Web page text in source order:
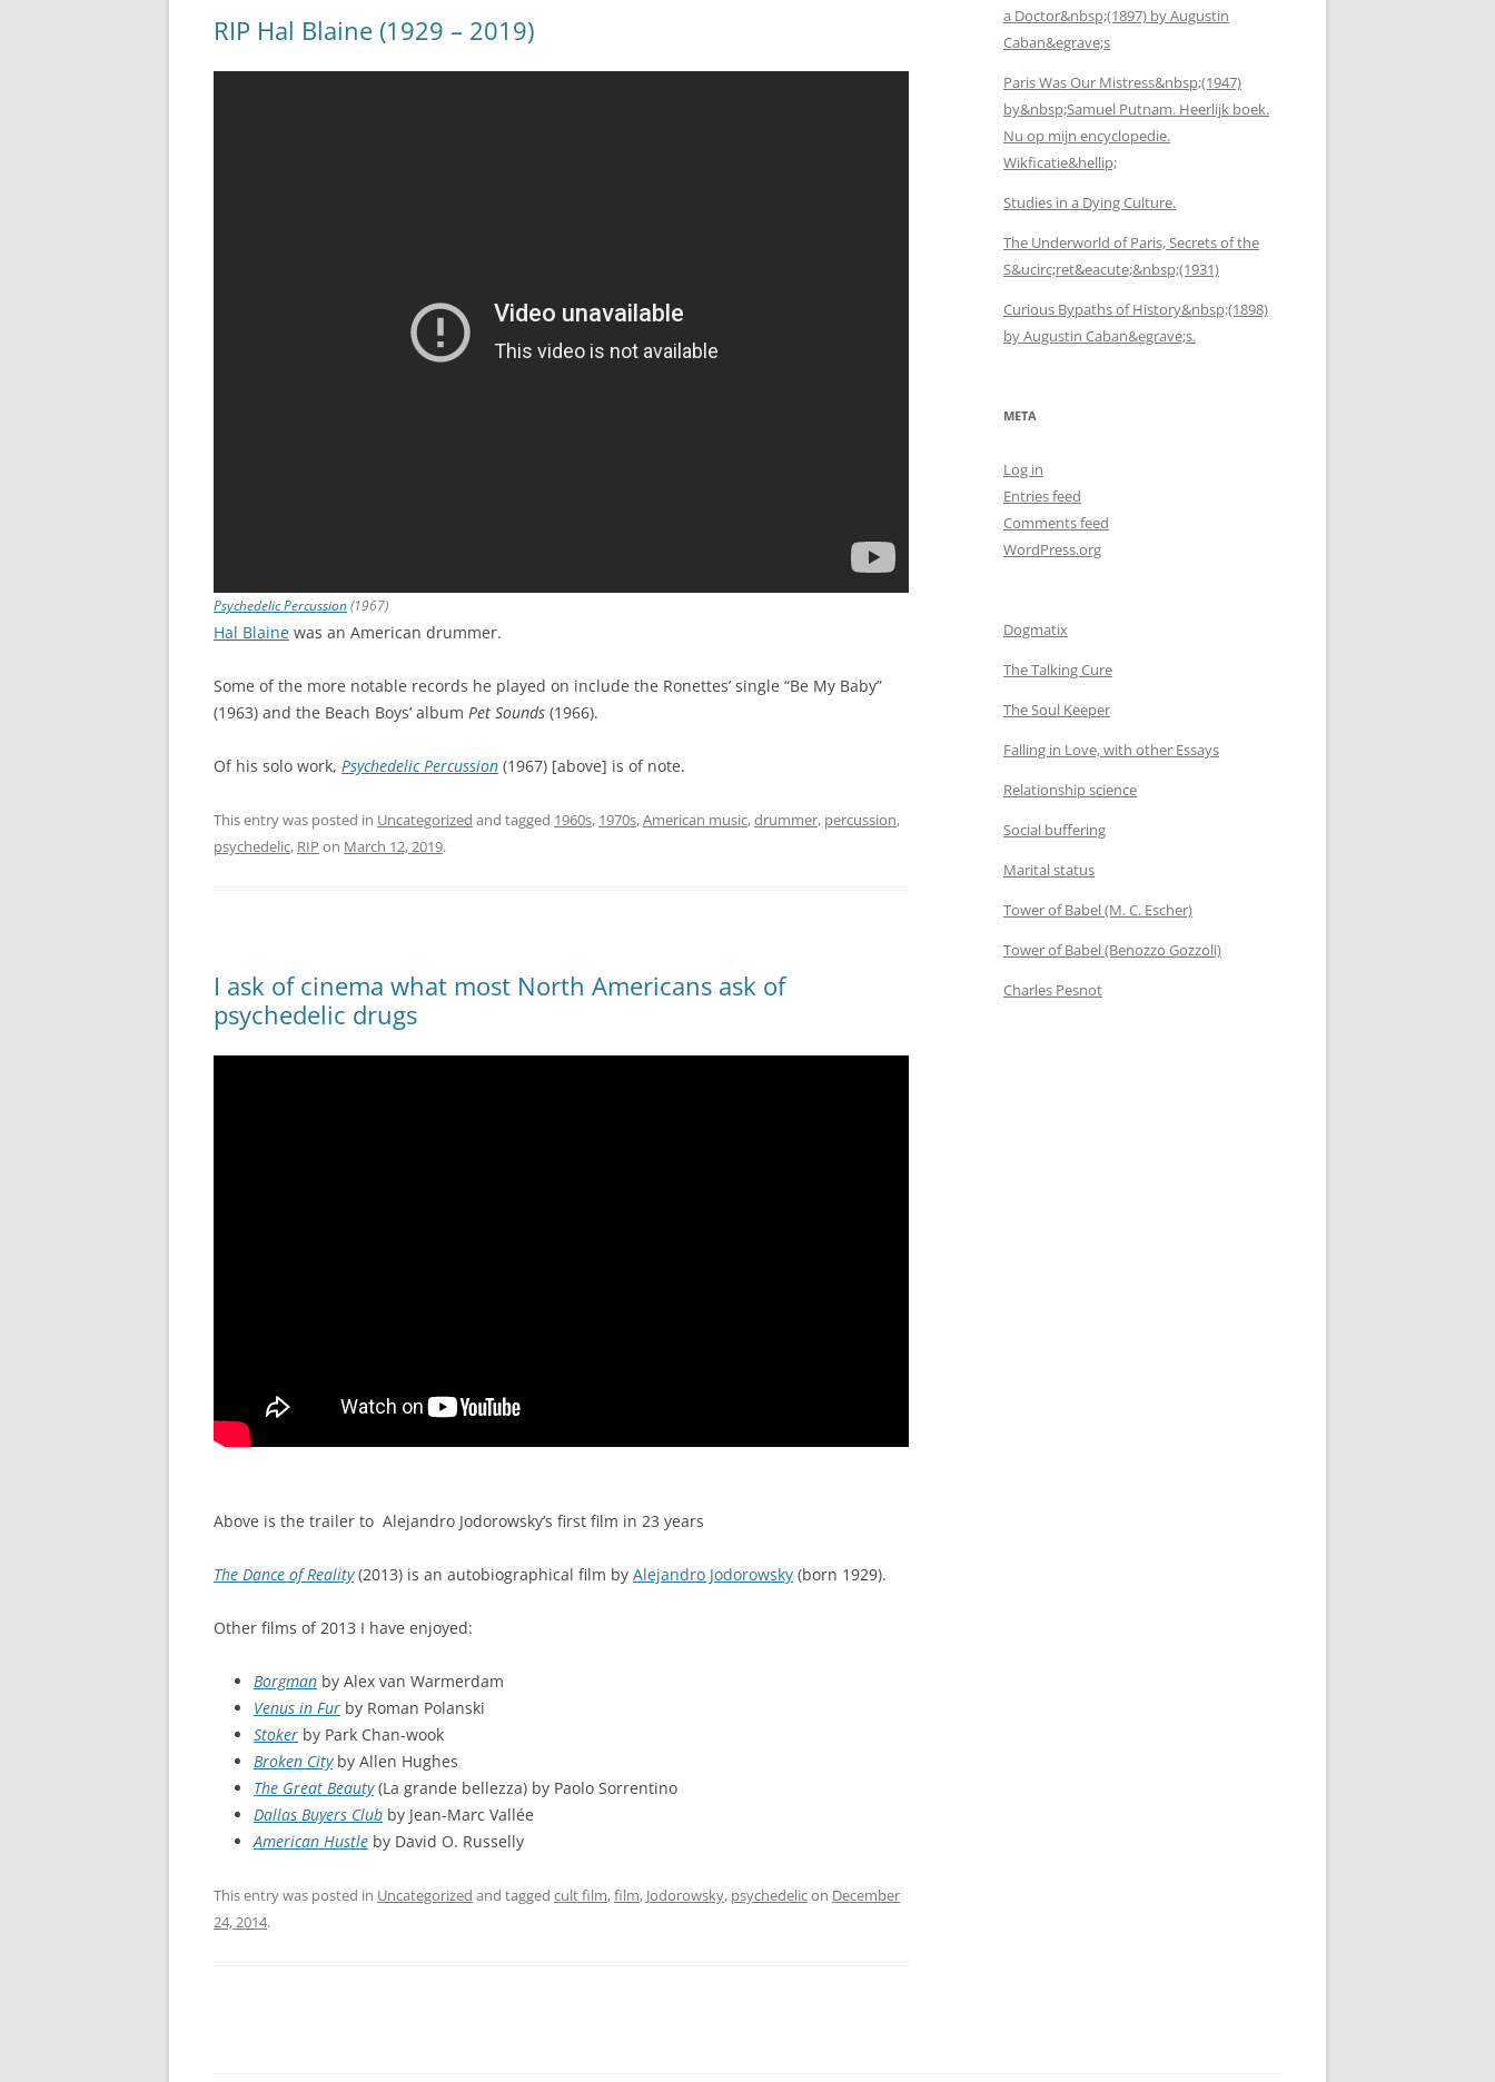
RIP Hal Blaine (1929 – 2019)
Psychedelic Percussion(1967)
Hal Blaine was an American drummer.
Some of the more notable records he played on include the Ronettes’ single “Be My Baby”
(1963) and the Beach Boys’ album Pet Sounds (1966).
Of his solo work, Psychedelic Percussion (1967) [above] is of note.
This entry was posted in Uncategorized and tagged 1960s, 1970s,American music,drummer, percussion,
psychedelic, RIP on March 12, 2019.
I ask of cinema what most North Americans ask of
psychedelic drugs
Above is the trailer to Alejandro Jodorowsky’s first film in 23 years
The Dance of Reality(2013) is an autobiographical film by Alejandro Jodorowsky (born 1929).
Other films of 2013 I have enjoyed:
Borgman by Alex van Warmerdam
Venus in Fur by Roman Polanski
Stoker by Park Chan-wook
Broken Cityby Allen Hughes
The Great Beauty(La grande bellezza) by Paolo Sorrentino
Dallas Buyers Club by Jean-Marc Vallée
American Hustle by David O. Russelly
This entry was posted in Uncategorized and tagged cult film,film, Jodorowsky, psychedelicon December
24, 2014.
a Doctor&nbsp;(1897) by Augustin
Caban&egrave;s
Paris Was Our Mistress&nbsp;(1947)
by&nbsp;Samuel Putnam. Heerlijk boek.
Nu op mijn encyclopedie.
Wikficatie&hellip;
Studies in a Dying Culture.
The Underworld of Paris, Secrets of the
S&ucirc;ret&eacute;&nbsp;(1931)
Curious Bypaths of History&nbsp;(1898)
by Augustin Caban&egrave;s.
META
Log in
Entries feed
Comments feed
WordPress.org
Dogmatix
The Talking Cure
The Soul Keeper
Falling in Love, with other Essays
Relationship science
Social buffering
Marital status
Tower of Babel (M. C. Escher)
Tower of Babel (Benozzo Gozzoli)
Charles Pesnot